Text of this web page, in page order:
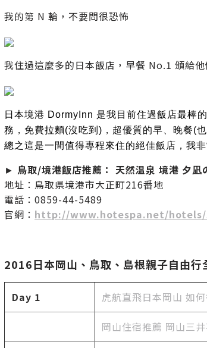
我的第 N 輪，不要問很恐怖
我住過這麼多的日本飯店，早餐 No.1 頒給
日本境港 DormyInn 是我目前住過飯店最棒
務，免費拉麵(沒吃到)，超優質的早、晚餐(
總之這是一間值得專程來住的絕佳飯店，我
► 鳥取/境港飯店推薦： 天然温泉 境港 夕凪
地址：鳥取県境港市大正町216番地
電話：0859-44-5489
官網： http://www.hotespa.net/
2016日本岡山、鳥取、島根親子自由
Day 1 虎航直飛日本岡山 如
岡山住宿推薦 岡山三